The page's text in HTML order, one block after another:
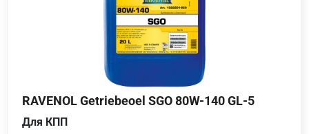
RAVENOL Getriebeoel SGO 80W-140 GL-5
Для КПП